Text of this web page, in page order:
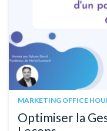
MARKETING OFFICE
Optimiser la